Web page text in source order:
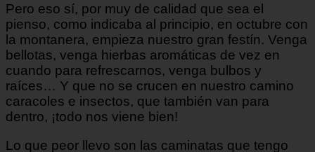
Pero eso sí, por muy de calidad que sea el
pienso, como indicaba al principio, en octubre con
la montanera, empieza nuestro gran festín. Venga
bellotas, venga hierbas aromáticas de vez en
cuando para refrescarnos, venga bulbos y
raíces… Y que no se crucen en nuestro camino
caracoles e insectos, que también van para
dentro, ¡todo nos viene bien!
Lo que peor llevo son las caminatas que tengo